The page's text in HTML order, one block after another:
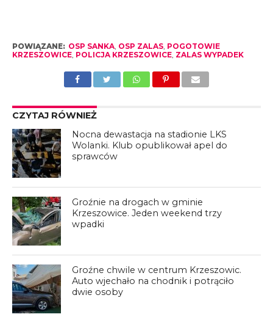
POWIĄZANE: OSP SANKA, OSP ZALAS, POGOTOWIE
KRZESZOWICE, POLICJA KRZESZOWICE, ZALAS WYPADEK
CZYTAJ RÓWNIEŻ
Nocna dewastacja na stadionie LKS
Wolanki. Klub opublikował apel do
sprawców
Groźnie na drogach w gminie
Krzeszowice. Jeden weekend trzy
wpadki
Groźne chwile w centrum Krzeszowic.
Auto wjechało na chodnik i potrąciło
dwie osoby